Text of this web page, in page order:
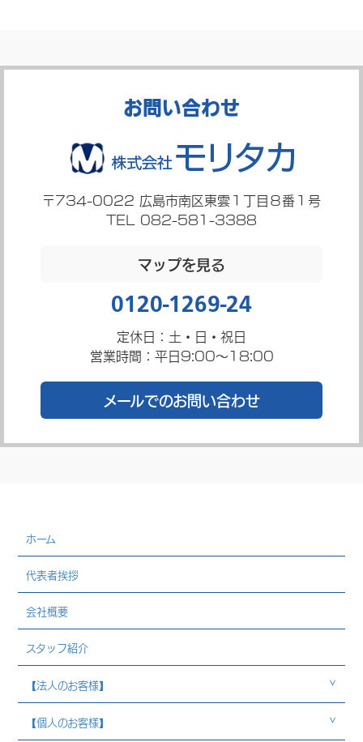
お問い合わせ
〒734-0022 広島市南区東雲１丁目８番１号
TEL 082-581-3388
マップを見る
0120-1269-24
定休日：土・日・祝日
営業時間：平日9:00～18:00
メールでのお問い合わせ
ホーム
代表者挨拶
会社概要
スタッフ紹介
【法人のお客様】
【個人のお客様】